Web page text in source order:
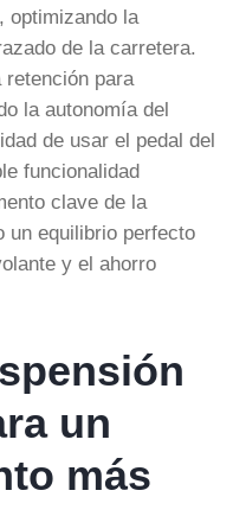
optimizando la
de la carretera.
retención para
la autonomía del
de usar el pedal del
funcionalidad
clave de la
un equilibrio perfecto
y el ahorro
un
más